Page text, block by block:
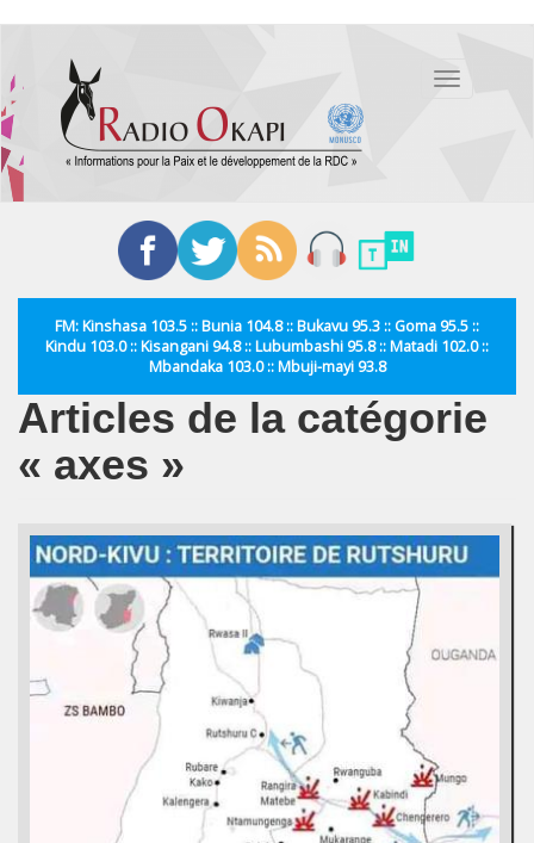
contenu
principal
Toggle
FM: Kinshasa 103.5 :: Bunia 104.8 :: Bukavu 95.3 :: Goma 95.5 ::
Kindu 103.0 :: Kisangani 94.8 :: Lubumbashi 95.8 :: Matadi 102.0 ::
Mbandaka 103.0 :: Mbuji-mayi 93.8
Articles de la catégorie
« axes »